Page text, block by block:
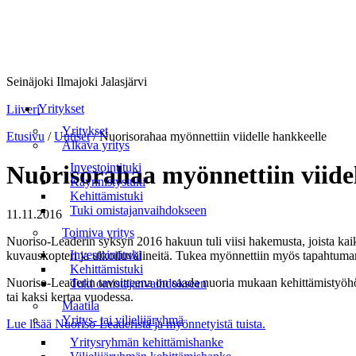
Liiveri
Seinäjoki Ilmajoki Jalasjärvi
ValikkoYritykset
Yritykset
Alkava yritys
Investointituki
Käynnistystuki
Kehittämistuki
Tuki omistajanvaihdokseen
Toimiva yritys
Investointituki
Kehittämistuki
Tuki omistajanvaihdokseen
Maatila
Yritys- tai viljelijäryhmä
Yritysryhmän kehittämishanke
Etusivu /Uutiset/Nuorisorahaa myönnettiin viidelle hankkeelle
Nuorisorahaa myönnettiin
11.11.2016
Nuoriso-Leaderin syksyn 2016 hakuun tuli viisi hakemusta, joista
kuvauskopteri ja ulkoiluvälineitä. Tukea myönnettiin myös
Nuoriso-Leaderin tavoitteena on saada nuoria mukaan
tai kaksi kertaa vuodessa.
Lue lisää Nuoriso-Leaderistä ja myönnetyistä tuista.